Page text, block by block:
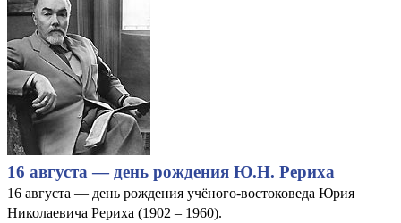
16 августа — день рождения Ю.Н. Рериха
16 августа — день рождения учёного-востоковеда Юрия
Николаевича Рериха (1902 – 1960).